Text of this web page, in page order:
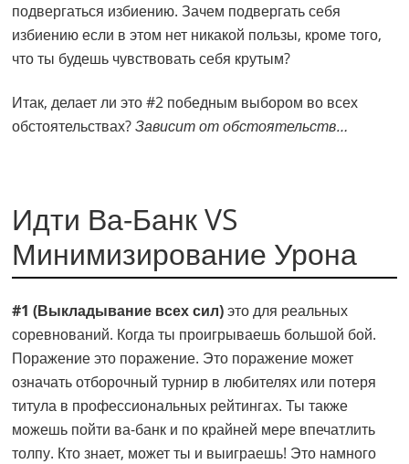
подвергаться избиению. Зачем подвергать себя
избиению если в этом нет никакой пользы, кроме того,
что ты будешь чувствовать себя крутым?
Итак, делает ли это #2 победным выбором во всех
обстоятельствах?Зависит от обстоятельств…
Идти Ва-Банк VS
Минимизирование Урона
#1 (Выкладывание всех сил)это для реальных
соревнований. Когда ты проигрываешь большой бой.
Поражение это поражение. Это поражение может
означать отборочный турнир в любителях или потеря
титула в профессиональных рейтингах. Ты также
можешь пойти ва-банк и по крайней мере впечатлить
толпу. Кто знает, может ты и выиграешь! Это намного